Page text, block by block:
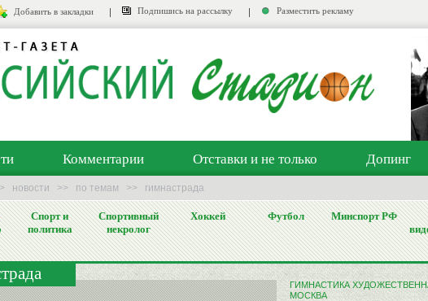
Добавить в закладки Подпишись на рассылку Разместить рекламу
Комментарии Отставки и не только Допинг
новости >> по темам >> гимнастрада
Спорт и
политика
Спортивный
некролог
Хоккей Футбол Минспорт РФ
ГИМНАСТИКА
МОСКВА